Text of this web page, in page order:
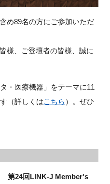
め89名の方にご参加いただ
様、ご登壇者の皆様、誠に
・医療機器」をテーマに11
（詳しくはこちら ）。ぜひ
第24回LINK-J Member's